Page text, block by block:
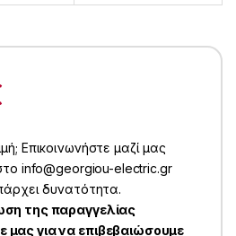
Επικοινωνήστε μαζί μας
info@georgiou-electric.gr
δυνατότητα.
της παραγγελίας
για να επιβεβαιώσουμε